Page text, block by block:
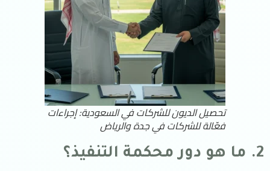
تحصيل الديون للشركات في السعودية: إجراءات
فعّالة للشركات في جدة والرياض
2. ما هو دور محكمة التنفيذ؟